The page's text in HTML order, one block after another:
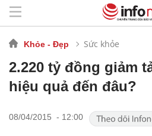
Khỏe - Đẹp Sức khỏe
2.220 tỷ đồng giảm
hiệu quả đến đâu?
08/04/2015 - 12:00